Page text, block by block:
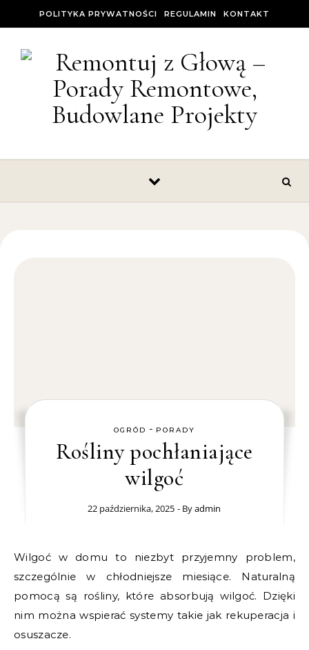
POLITYKA PRYWATNOŚCI REGULAMIN KONTAKT
OGRÓD - PORADY
Rośliny pochłaniające
wilgoć
22 października, 2025 - Byadmin
Wilgoć w domu to niezbyt przyjemny problem,
szczególnie w chłodniejsze miesiące. Naturalną
pomocą są rośliny, które absorbują wilgoć. Dzięki
nim można wspierać systemy takie jak rekuperacja i
osuszacze.